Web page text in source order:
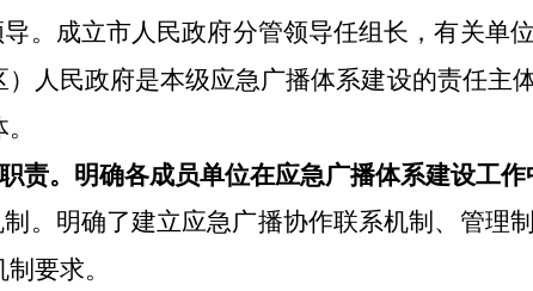
。 成立市人民政府分管领导任组长，有关单
）人民政府是本级应急广播体系建设的责任主
。
责。 明确各成员单位在应急广播体系建设工作
。 明确了建立应急广播协作联系机制、管理
要求。